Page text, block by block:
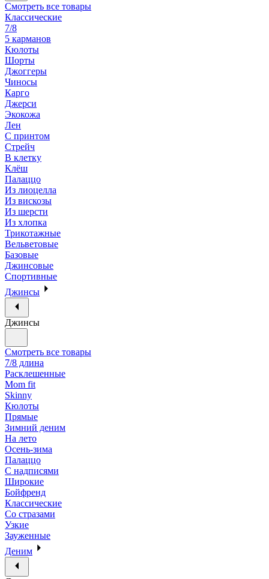
Смотреть все товары
Классические
7/8
5 карманов
Кюлоты
Шорты
Джоггеры
Чиносы
Карго
Джерси
Экокожа
Лен
С принтом
Стрейч
В клетку
Клёш
Палаццо
Из лиоцелла
Из вискозы
Из шерсти
Из хлопка
Трикотажные
Вельветовые
Базовые
Джинсовые
Спортивные
Джинсы
Джинсы
Смотреть все товары
7/8 длина
Расклешенные
Mom fit
Skinny
Кюлоты
Прямые
Зимний деним
На лето
Осень-зима
Палаццо
С надписями
Широкие
Бойфренд
Классические
Со стразами
Узкие
Зауженные
Деним